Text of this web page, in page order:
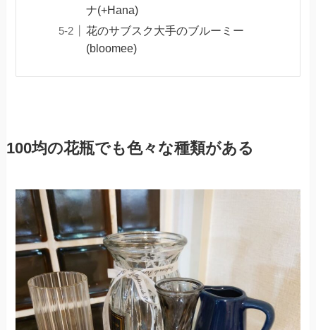
ナ(+Hana)
花のサブスク大手のブルーミー
(bloomee)
100均の花瓶でも色々な種類がある